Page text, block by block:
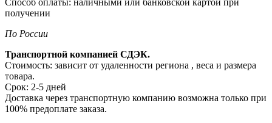
получении
По России
Транспортной компанией СДЭК.
Стоимость: зависит от удаленности региона , веса и размера
товара.
Срок: 2-5 дней
Доставка через транспортную компанию возможна только при
100% предоплате заказа.